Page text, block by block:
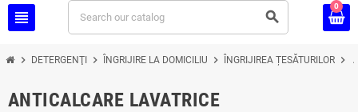
view_headline search
0
chevron_right DETERGENŢI chevron_right ÎNGRIJIRE LA DOMICILIU chevron_right ÎNGRIJIREA ȚESĂTURILOR chevron_right
ANTICALCARE LAVATRICE